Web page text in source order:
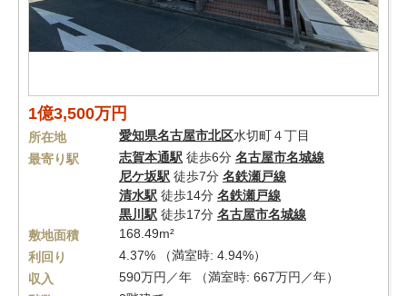
1億3,500万円
所在地 愛知県名古屋市北区水切町４丁目
最寄り駅
志賀本通駅 徒歩6分 名古屋市名城線
尼ケ坂駅 徒歩7分 名鉄瀬戸線
清水駅 徒歩14分 名鉄瀬戸線
黒川駅 徒歩17分 名古屋市名城線
敷地面積
168.49m²
利回り
4.37% （満室時: 4.94%）
収入
590万円／年 （満室時: 667万円／年）